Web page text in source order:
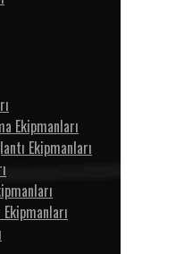
Ekipmanları
Ekipmanları
Ekipmanları